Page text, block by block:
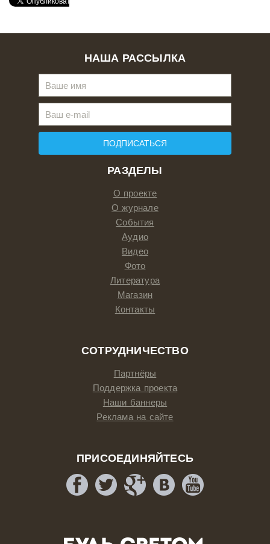
РАЗДЕЛЫ
О проекте
О журнале
События
Аудио
Видео
Фото
Литература
Магазин
Контакты
СОТРУДНИЧЕСТВО
Партнёры
Поддержка проекта
Наши баннеры
Реклама на сайте
ПРИСОЕДИНЯЙТЕСЬ
НАША РАССЫЛКА
ПОДПИСАТЬСЯ